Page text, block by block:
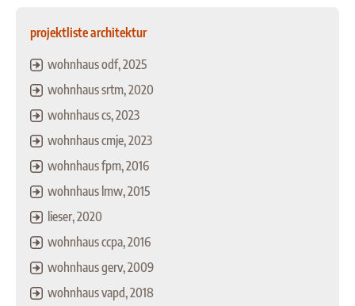
projektliste architektur
wohnhaus odf, 2025
wohnhaus srtm, 2020
wohnhaus cs, 2023
wohnhaus cmje, 2023
wohnhaus fpm, 2016
wohnhaus lmw, 2015
lieser, 2020
wohnhaus ccpa, 2016
wohnhaus gerv, 2009
wohnhaus vapd, 2018